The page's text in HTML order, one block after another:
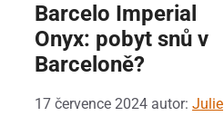
Barcelo Imperial
Onyx: pobyt snů v
Barceloně?
17 července 2024 autor: Julie